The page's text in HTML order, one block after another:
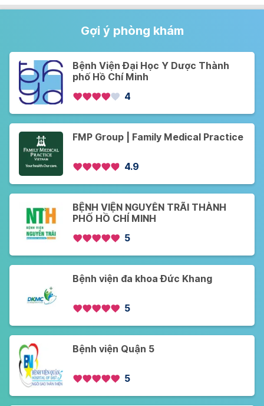
Gợi ý phòng khám
Bệnh Viện Đại Học Y Dược Thành
phố Hồ Chí Minh
4
FMP Group | Family Medical Practice
4.9
BỆNH VIỆN NGUYỄN TRÃI THÀNH
PHỐ HỒ CHÍ MINH
5
Bệnh viện đa khoa Đức Khang
5
Bệnh viện Quận 5
5